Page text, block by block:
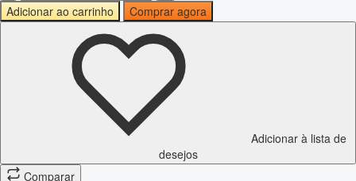
Adicionar ao carrinho
Comprar agora
Adicionar à lista de
desejos
Comparar